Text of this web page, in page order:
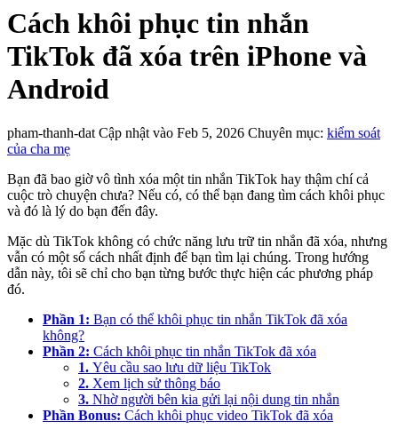
Cách khôi phục tin nhắn
TikTok đã xóa trên iPhone và
Android
pham-thanh-dat Cập nhật vào Feb 5, 2026 Chuyên mục: kiểm soát
của cha mẹ
Bạn đã bao giờ vô tình xóa một tin nhắn TikTok hay thậm chí cả
cuộc trò chuyện chưa? Nếu có, có thể bạn đang tìm cách khôi phục
và đó là lý do bạn đến đây.
Mặc dù TikTok không có chức năng lưu trữ tin nhắn đã xóa, nhưng
vẫn có một số cách nhất định để bạn tìm lại chúng. Trong hướng
dẫn này, tôi sẽ chỉ cho bạn từng bước thực hiện các phương pháp
đó.
Phần 1: Bạn có thể khôi phục tin nhắn TikTok đã xóa
không?
Phần 2: Cách khôi phục tin nhắn TikTok đã xóa
1. Yêu cầu sao lưu dữ liệu TikTok
2. Xem lịch sử thông báo
3. Nhờ người bên kia gửi lại nội dung tin nhắn
Phần Bonus: Cách khôi phục video TikTok đã xóa